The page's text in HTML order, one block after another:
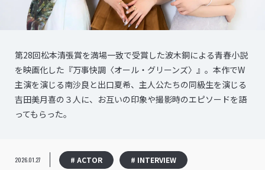
第28回松本清張賞を満場一致で受賞した波木銅による青春小説
を映画化した『万事快調〈オール・グリーンズ〉』。本作でW
主演を演じる南沙良と出口夏希、主人公たちの同級生を演じる
吉田美月喜の３人に、お互いの印象や撮影時のエピソードを語
ってもらった。
2026.01.27 # ACTOR # INTERVIEW